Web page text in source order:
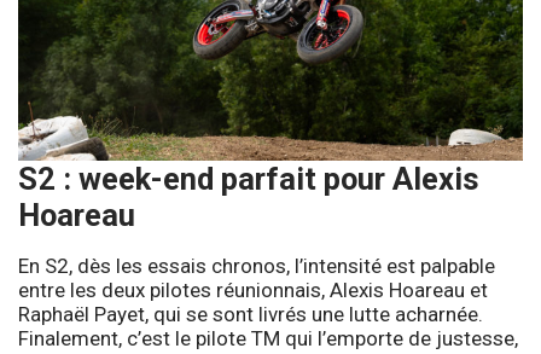
S2 : week-end parfait pour Alexis
Hoareau
En S2, dès les essais chronos, l’intensité est palpable
entre les deux pilotes réunionnais, Alexis Hoareau et
Raphaël Payet, qui se sont livrés une lutte acharnée.
Finalement, c’est le pilote TM qui l’emporte de justesse,